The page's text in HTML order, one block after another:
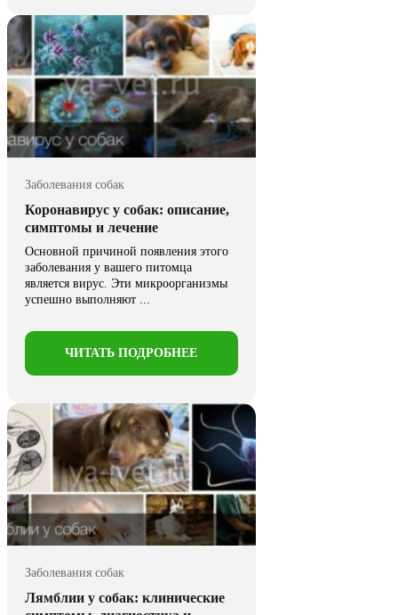
Заболевания собак
Коронавирус у собак: описание,
симптомы и лечение
Основной причиной появления этого
заболевания у вашего питомца
является вирус. Эти микроорганизмы
успешно выполняют ...
ЧИТАТЬ ПОДРОБНЕЕ
Заболевания собак
Лямблии у собак: клинические